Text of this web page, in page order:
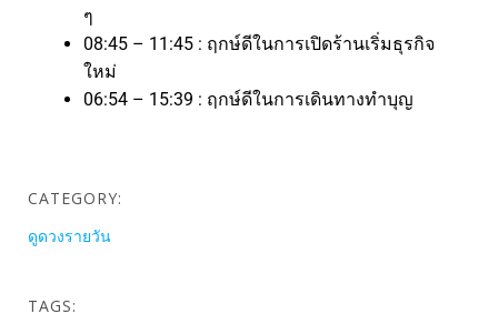
ๆ
08:45 – 11:45 : ฤกษ์ดีในการเปิดร้านเริ่มธุรกิจ
ใหม่
06:54 – 15:39 : ฤกษ์ดีในการเดินทางทำบุญ
CATEGORY:
ดูดวงรายวัน
TAGS: